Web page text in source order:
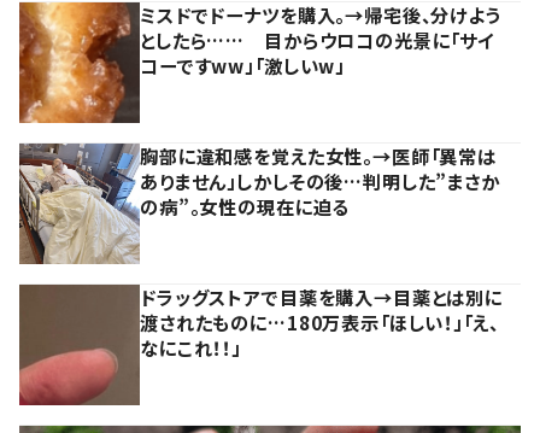
ミスドでドーナツを購入。→帰宅後、分けよう
としたら…… 目からウロコの光景に「サイ
コーですww」「激しいw」
胸部に違和感を覚えた女性。→医師「異常は
ありません」しかしその後…判明した”まさか
の病”。女性の現在に迫る
ドラッグストアで目薬を購入→目薬とは別に
渡されたものに…180万表示「ほしい！」「え、
なにこれ！！」